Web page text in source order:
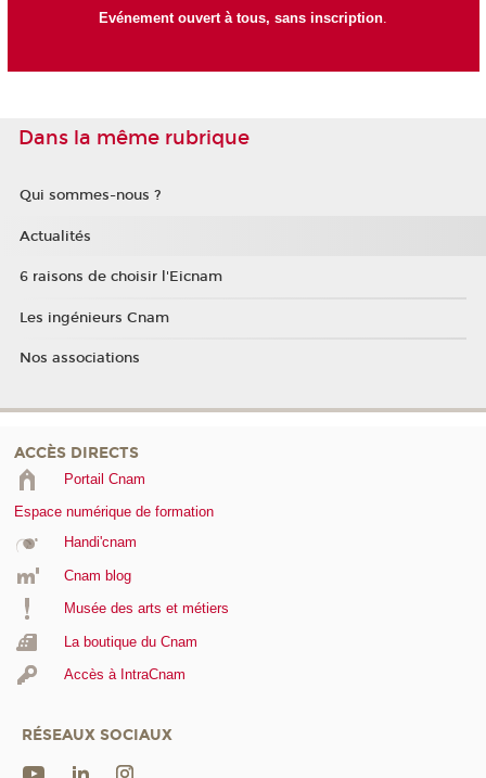
Evénement ouvert à tous, sans inscription.
Dans la même rubrique
Qui sommes-nous ?
Actualités
6 raisons de choisir l'Eicnam
Les ingénieurs Cnam
Nos associations
ACCÈS DIRECTS
Portail Cnam
Espace numérique de formation
Handi'cnam
Cnam blog
Musée des arts et métiers
La boutique du Cnam
Accès à IntraCnam
RÉSEAUX SOCIAUX